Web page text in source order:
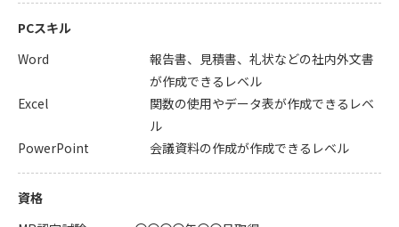
PCスキル
Word
報告書、見積書、礼状などの社内外文書
が作成できるレベル
Excel
関数の使用やデータ表が作成できるレベ
ル
PowerPoint
会議資料の作成が作成できるレベル
資格